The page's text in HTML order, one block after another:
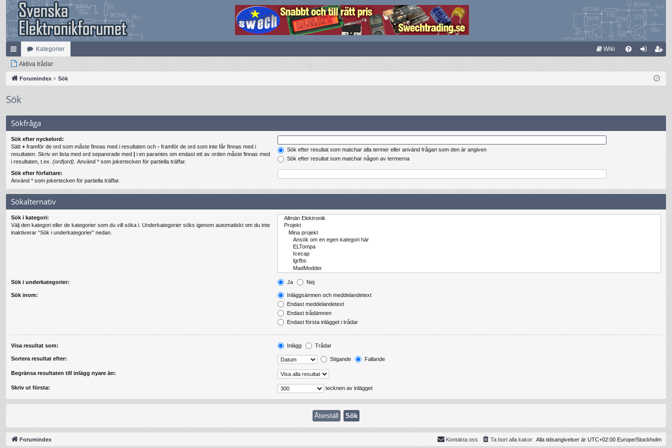
na
bb
ar
Kategorier Wiki
m
Aktiva trådar
Forumindex Sök
Sök
Sökfråga
Sök efter nyckelord:
Sätt + framför de ord som måste finnas med i resultaten och - framför de ord som inte får finnas med i
resultaten. Skriv en lista med ord separerade med | i en parantes om endast ett av orden måste finnas med
i resultaten, t.ex. (ord|ord) . Använd * som jokertecken för partiella träffar.
Sök efter resultat som matchar alla termer eller använd frågan som den är angiven
Sök efter resultat som matchar någon av termerna
Sök efter författare:
Använd * som jokertecken för partiella träffar.
Sökalternativ
Sök i kategori:
Välj den kategori eller de kategorier som du vill söka i. Underkategorier söks igenom automatiskt om du inte
inaktiverar “Sök i underkategorier” nedan.
Sök i underkategorier: Ja Nej
Sök inom:
Inläggsämnen och meddelandetext
Endast meddelandetext
Endast trådämnen
Endast första inlägget i trådar
Visa resultat som: Inlägg Trådar
Sortera resultat efter: Stigande Fallande
Begränsa resultaten till inlägg nyare än:
Skriv ut första: tecknen av inlägget
Forumindex Alla tidsangivelser är UTC+02:00 Europe/Stockholm
Ta bort alla kakor
Kontakta oss